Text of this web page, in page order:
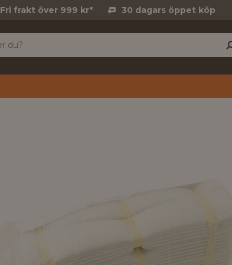
Fri frakt över 999 kr* 30 dagars öppet köp